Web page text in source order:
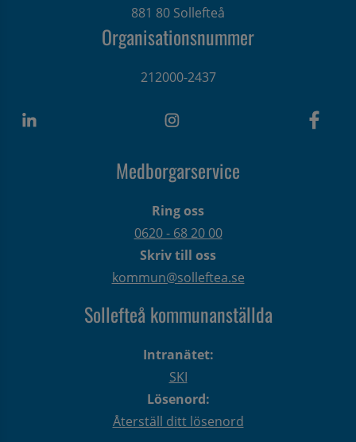
881 80 Sollefteå
Organisationsnummer
212000-2437
Medborgarservice
Ring oss
0620 - 68 20 00
Skriv till oss
kommun@solleftea.se
Sollefteå kommunanställda
Intranätet:
SKI
Lösenord:
Återställ ditt lösenord